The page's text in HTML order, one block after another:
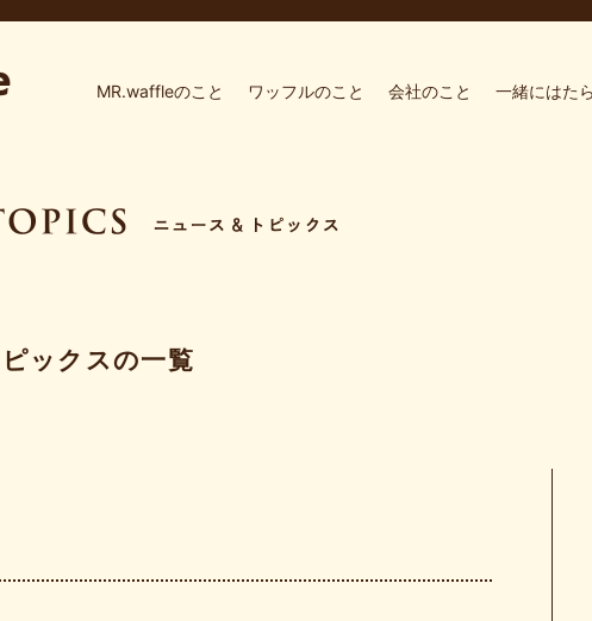
MR.waffleのこと ワッフルのこと 会社のこと 一緒にはた
ックスの一覧